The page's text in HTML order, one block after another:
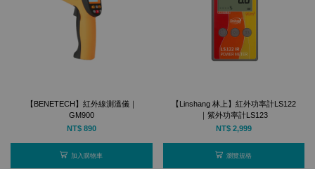
【BENETECH】紅外線測溫儀｜
GM900
NT$ 890
加入購物車
【Linshang 林上】紅外功率計LS122
｜紫外功率計LS123
NT$ 2,999
瀏覽規格